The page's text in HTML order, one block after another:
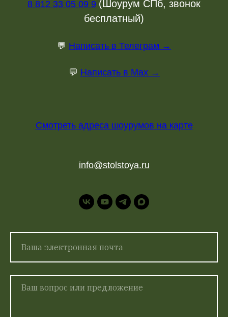
8 812 33 05 09 9 (Шоурум СПб, звонок
бесплатный)
💬 Написать в Телеграм →
💬 Написать в Max →
Смотреть адреса шоурумов на карте
info@stolstoya.ru